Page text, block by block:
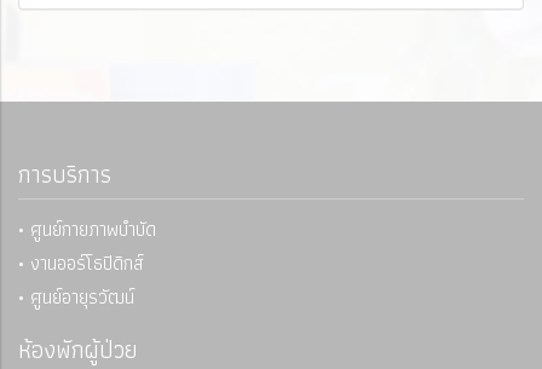
การบริการ
• ศูนย์กายภาพบำบัด
• งานออร์โธปิดิกส์
• ศูนย์อายุรวัฒน์
ห้องพักผู้ป่วย